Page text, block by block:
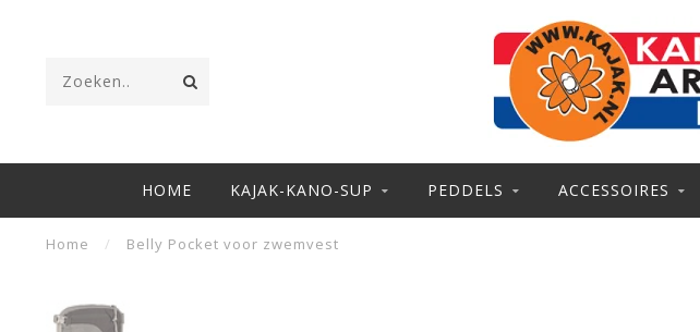
HOME KAJAK-KANO-SUP PEDDELS ACCESSOIRES
Home / Belly Pocket voor zwemvest